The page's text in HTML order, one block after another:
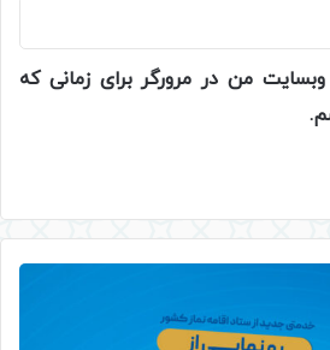
من در مرورگر برای زمانی که